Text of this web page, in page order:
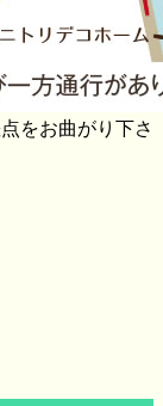
をお曲がり下さ